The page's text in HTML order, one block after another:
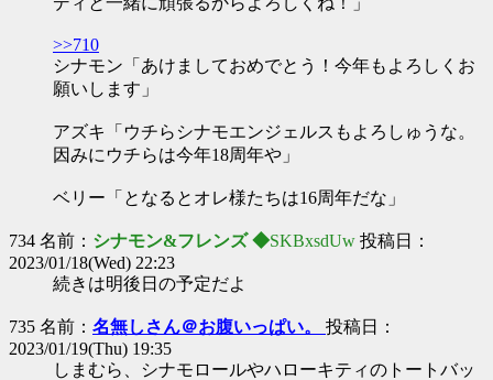
>>710
シナモン「あけましておめでとう！今年もよろしくお
願いします」
アズキ「ウチらシナモエンジェルスもよろしゅうな。
因みにウチらは今年18周年や」
ベリー「となるとオレ様たちは16周年だな」
734 名前： シナモン&フレンズ ◆SKBxsdUw 投稿日：
2023/01/18(Wed) 22:23
続きは明後日の予定だよ
735 名前： 名無しさん＠お腹いっぱい。 投稿日：
2023/01/19(Thu) 19:35
しまむら、シナモロールやハローキティのトートバッ